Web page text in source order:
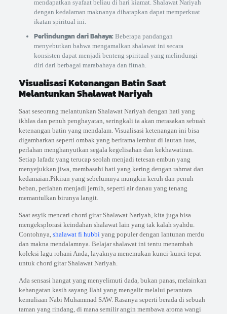
mendapatkan syafaat beliau di hari kiamat. Shalawat Nariyah
dengan kedalaman maknanya diharapkan dapat memperkuat
ikatan spiritual ini.
Perlindungan dari Bahaya:Beberapa pandangan
menyebutkan bahwa mengamalkan shalawat ini secara
konsisten dapat menjadi benteng spiritual yang melindungi
diri dari berbagai marabahaya dan fitnah.
Visualisasi Ketenangan Batin Saat
Melantunkan Shalawat Nariyah
Saat seseorang melantunkan Shalawat Nariyah dengan hati yang
ikhlas dan penuh penghayatan, seringkali ia akan merasakan sebuah
ketenangan batin yang mendalam. Visualisasi ketenangan ini bisa
digambarkan seperti ombak yang berirama lembut di lautan luas,
perlahan menghanyutkan segala kegelisahan dan kekhawatiran.
Setiap lafadz yang terucap seolah menjadi tetesan embun yang
menyejukkan jiwa, membasahi hati yang kering dengan rahmat dan
kedamaian.Pikiran yang sebelumnya mungkin keruh dan penuh
beban, perlahan menjadi jernih, seperti air danau yang tenang
memantulkan birunya langit.
Saat asyik mencari chord gitar Shalawat Nariyah, kita juga bisa
mengeksplorasi keindahan shalawat lain yang tak kalah syahdu.
Contohnya, shalawat fi hubbiyang populer dengan lantunan merdu
dan makna mendalamnya. Belajar shalawat ini tentu menambah
koleksi lagu rohani Anda, layaknya menemukan kunci-kunci tepat
untuk chord gitar Shalawat Nariyah.
Ada sensasi hangat yang menyelimuti dada, bukan panas, melainkan
kehangatan kasih sayang Ilahi yang mengalir melalui perantara
kemuliaan Nabi Muhammad SAW. Rasanya seperti berada di sebuah
taman yang rindang, di mana semilir angin membawa aroma wangi